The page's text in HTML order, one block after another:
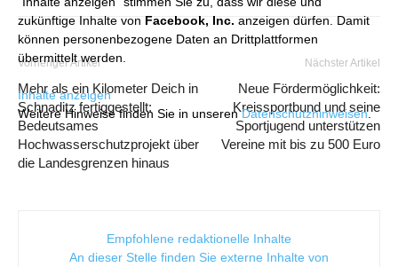
zukünftige Inhalte von Facebook, Inc. anzeigen dürfen. Damit
können personenbezogene Daten an Drittplattformen
übermittelt werden.
Inhalte anzeigen
Weitere Hinweise finden Sie in unserenDatenschutzhinweisen.
Vorheriger Artikel
Mehr als ein Kilometer Deich in
Schnaditz fertiggestellt:
Bedeutsames
Hochwasserschutzprojekt über
die Landesgrenzen hinaus
Nächster Artikel
Neue Fördermöglichkeit:
Kreissportbund und seine
Sportjugend unterstützen
Vereine mit bis zu 500 Euro
Empfohlene redaktionelle Inhalte
An dieser Stelle finden Sie externe Inhalte von